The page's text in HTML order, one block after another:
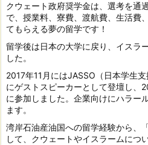
クウェート政府奨学金は、選考を通
で、授業料、寮費、渡航費、生活費
てもらえる夢の留学です！
留学後は日本の大学に戻り、イスラ
した。
2017年11月にはJASSO（日本学生
にゲストスピーカーとして登壇し、
に参加しました。企業向けにハラー
ます。
湾岸石油産油国への留学経験から、
して、クウェートやイスラームにつ